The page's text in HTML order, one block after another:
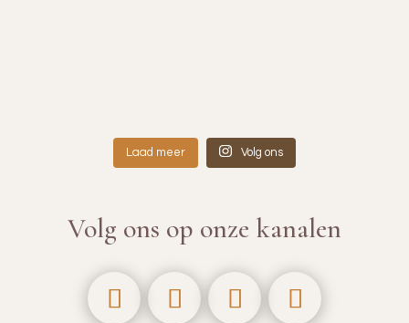
Laad meer Volg ons
Volg ons op onze kanalen